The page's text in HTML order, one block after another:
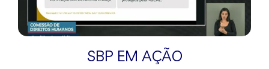
SBP EM AÇÃO